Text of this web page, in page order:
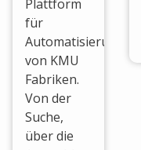
Plattform
für
Automatisierung
von KMU
Fabriken.
Von der
Suche,
über die